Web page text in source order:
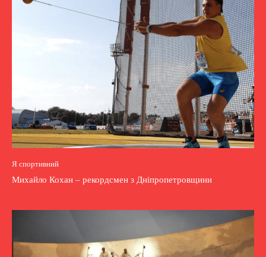
Я спортивний
Михайло Кохан – рекордсмен з Дніпропетровщини